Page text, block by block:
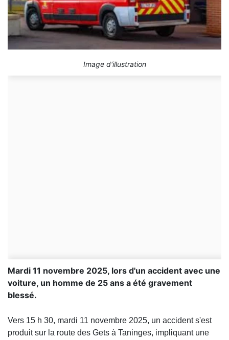
Image d'illustration
Mardi 11 novembre 2025, lors d'un accident avec une
voiture, un homme de 25 ans a été gravement
blessé.
Vers 15 h 30, mardi 11 novembre 2025, un accident s'est
produit sur la route des Gets à Taninges, impliquant une